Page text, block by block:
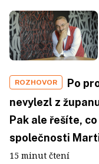
ROZHOVOR
Po
nevylezl z
Pak ale řešíte,
společnosti
15 minut čtení